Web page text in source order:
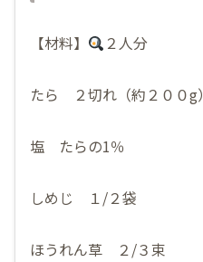
【材料】 ２人分
たら ２切れ（約２００g）
塩 たらの1％
しめじ １/２袋
ほうれん草 ２/３束